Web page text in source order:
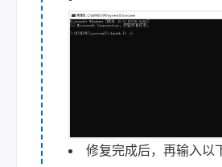
修复完成后，再输入以